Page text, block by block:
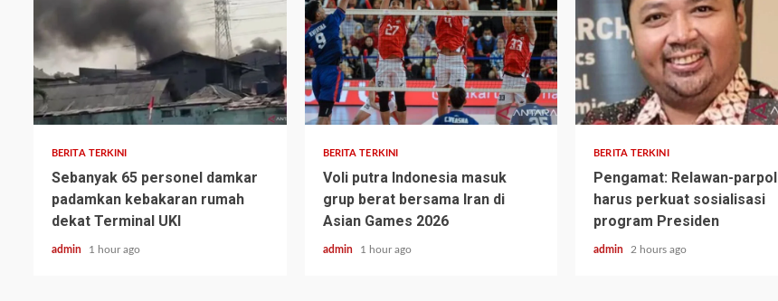
BERITA TERKINI
Sebanyak 65 personel damkar
padamkan kebakaran rumah
dekat Terminal UKI
admin 1 hour ago
BERITA TERKINI
Voli putra Indonesia masuk
grup berat bersama Iran di
Asian Games 2026
admin 1 hour ago
BERITA TERKINI
Pengamat: Relawan-parpol
harus perkuat sosialisasi
program Presiden
admin 2 hours ago